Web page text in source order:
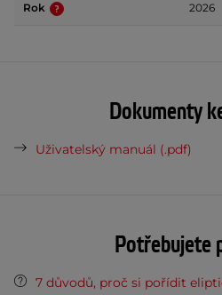
Rok 2026
Dokumenty
Uživatelský manuál (.pdf)
Potřebujete
7 důvodů, proč si pořídit